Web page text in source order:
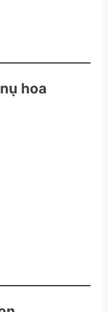
hoa